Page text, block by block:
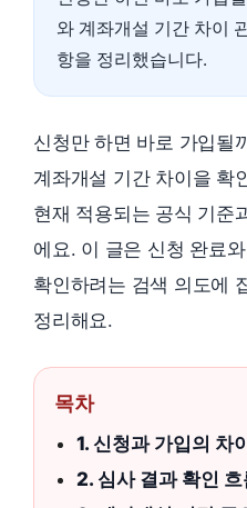
와 계좌개설 기간 차이
항을 정리했습니다.
신청만 하면 바로 가입될
계좌개설 기간 차이을 확
현재 적용되는 공식 기준
에요. 이 글은 신청 완료
확인하려는 검색 의도에
정리해요.
목차
1. 신청과 가입의 차
2. 심사 결과 확인 흐